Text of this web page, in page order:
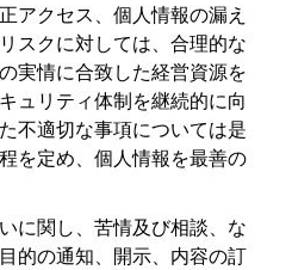
アクセス、個人情報の漏え
スクに対しては、合理的な
実情に合致した経営資源を
ュリティ体制を継続的に向
不適切な事項については是
を定め、個人情報を最善の
に関し、苦情及び相談、な
的の通知、開示、内容の訂